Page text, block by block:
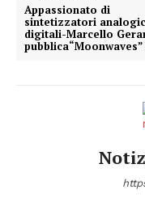
Appassionato di
sintetizzatori
digitali-Marcello
pubblica“Moonwaves”